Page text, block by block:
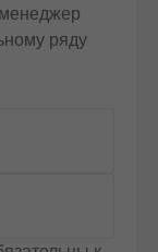
ряду